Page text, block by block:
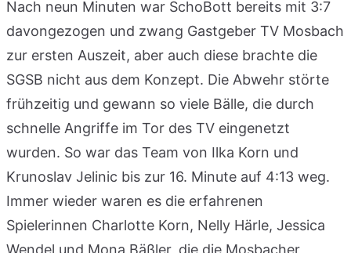
Nach neun Minuten war SchoBott bereits mit 3:7
davongezogen und zwang Gastgeber TV Mosbach
zur ersten Auszeit, aber auch diese brachte die
SGSB nicht aus dem Konzept. Die Abwehr störte
frühzeitig und gewann so viele Bälle, die durch
schnelle Angriffe im Tor des TV eingenetzt
wurden. So war das Team von Ilka Korn und
Krunoslav Jelinic bis zur 16. Minute auf 4:13 weg.
Immer wieder waren es die erfahrenen
Spielerinnen Charlotte Korn, Nelly Härle, Jessica
Wendel und Mona Bäßler, die die Mosbacher